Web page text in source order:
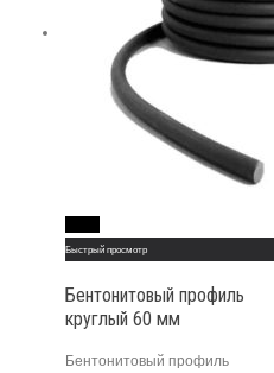
Быстрый просмотр
Бентонитовый профиль
круглый 60 мм
Бентонитовый профиль